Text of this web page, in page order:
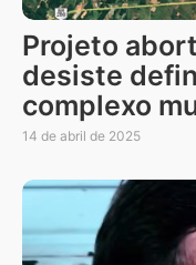
Projeto
desiste
complexo
14 de abril de 2025